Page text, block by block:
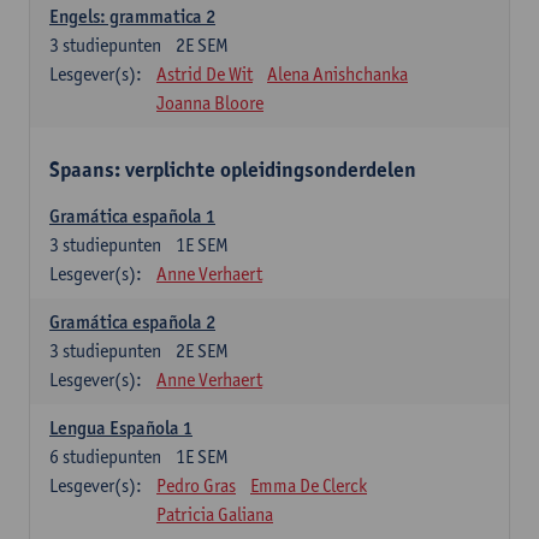
Engels: grammatica 2
2E SEM
3 studiepunten
Lesgever(s):
Astrid De Wit
Alena Anishchanka
Joanna Bloore
Spaans: verplichte opleidingsonderdelen
Gramática española 1
1E SEM
3 studiepunten
Lesgever(s):
Anne Verhaert
Gramática española 2
2E SEM
3 studiepunten
Lesgever(s):
Anne Verhaert
Lengua Española 1
1E SEM
6 studiepunten
Lesgever(s):
Pedro Gras
Emma De Clerck
Patricia Galiana